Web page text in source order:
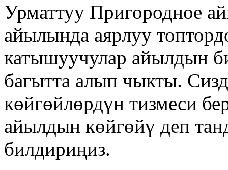
Урматтуу Пригородное
айылында аярлуу
катышуучулар айылдын
багытта алып чыкты.
көйгөйлөрдүн тизмеси
айылдын көйгөйү деп
билдириңиз.